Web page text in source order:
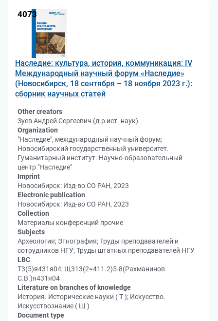
4073
Наследие: культура, история, коммуникация: IV
Международный научный форум «Наследие»
(Новосибирск, 18 сентября – 18 ноября 2023 г.):
сборник научных статей
Other creators
Зуев Андрей Сергеевич (д-р ист. наук)
Organization
"Наследие", международный научный форум;
Новосибирский государственный университет.
Гуманитарный институт. Научно-образовательный
центр "Наследие"
Imprint
Новосибирск: Изд-во СО РАН, 2023
Electronic publication
Новосибирск: Изд-во СО РАН, 2023
Collection
Материалы конференций прочие
Subjects
Археология; Этнография; Труды преподавателей и
сотрудников НГУ; Труды штатных преподавателей НГУ
LBC
Т3(5)я431я04; Щ313(2=411.2)5-8(Рахманинов
С.В.)я431я04
Literature on branches of knowledge
История. Исторические науки ( Т ); Искусство.
Искусствознание ( Щ )
Document type